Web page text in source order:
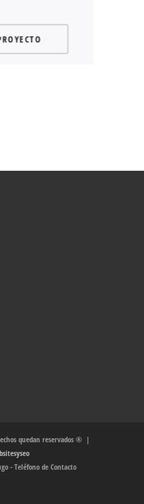
quedan reservados ® |
- Teléfono de Contacto